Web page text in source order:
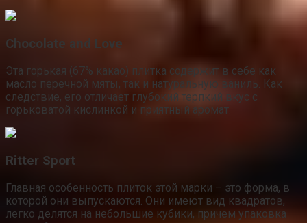
Сhocolate and Love
Эта горькая (67% какао) плитка содержит в себе как
масло перечной мяты, так и натуральную ваниль. Как
следствие, его отличает глубокий терпкий вкус с
горьковатой кислинкой и приятный аромат.
Ritter Sport
Главная особенность плиток этой марки – это форма, в
которой они выпускаются. Они имеют вид квадратов,
легко делятся на небольшие кубики, причем упаковка